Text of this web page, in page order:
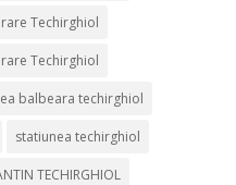
Techirghiol
Techirghiol
balbeara techirghiol
statiunea techirghiol
TECHIRGHIOL